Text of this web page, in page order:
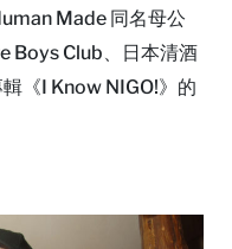
Made 同名母公
Boys Club、日本清酒
《I Know NIGO!》的